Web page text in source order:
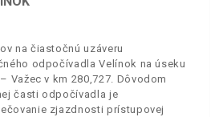
na čiastočnú uzáveru
odpočívadla Velínok na úseku
Važec v km 280,727. Dôvodom
časti odpočívadla je
zjazdnosti prístupovej